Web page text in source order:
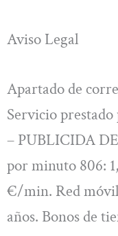
Aviso Legal
Apartado de
Servicio
– PUBLICIDA
por minuto 806:
€/min. Red
años. Bonos de